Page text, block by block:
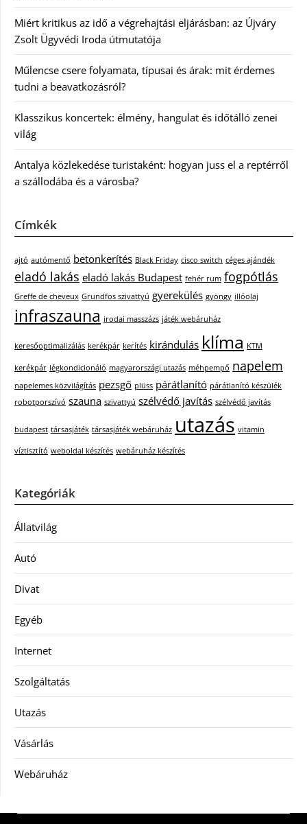
Miért kritikus az idő a végrehajtási eljárásban: az Újváry
Zsolt Ügyvédi Iroda útmutatója
Műlencse csere folyamata, típusai és árak: mit érdemes
tudni a beavatkozásról?
Klasszikus koncertek: élmény, hangulat és időtálló zenei
világ
Antalya közlekedése turistaként: hogyan juss el a reptérről
a szállodába és a városba?
Címkék
ajtó autómentő betonkerítés Black Friday cisco switch céges ajándék
eladó lakás eladó lakás Budapest fehér rum fogpótlás
Greffe de cheveux Grundfos szivattyú gyerekülés gyöngy illóolaj
infraszauna irodai masszázs játék webáruház
keresőoptimalizálás kerékpár kerítés kirándulás klíma KTM
kerékpár légkondicionáló magyarországi utazás méhpempő napelem
napelemes közvilágítás pezsgő plüss párátlanító párátlanító készülék
robotporszívó szauna szivattyú szélvédő javítás szélvédő javítás
budapest társasjáték társasjáték webáruház utazás vitamin
víztisztító weboldal készítés webáruház készítés
Kategóriák
Állatvilág
Autó
Divat
Egyéb
Internet
Szolgáltatás
Utazás
Vásárlás
Webáruház